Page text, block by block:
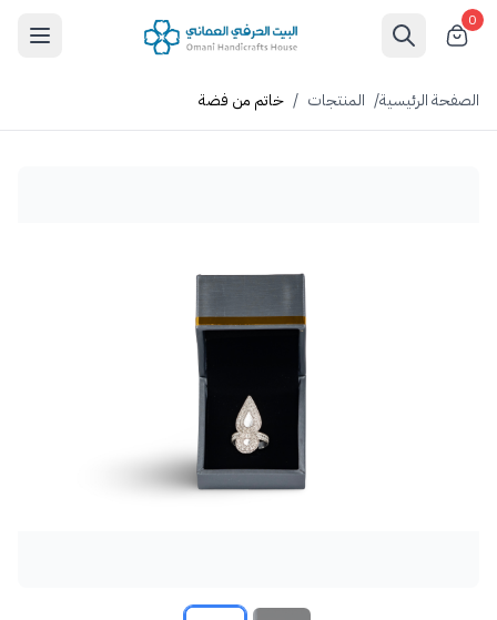
0
الصفحة الرئيسية/ المنتجات / خاتم من فضة